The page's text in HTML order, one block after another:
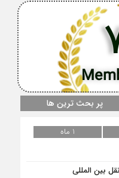
پر بحث ترین ها
1 ماه
بین المللی